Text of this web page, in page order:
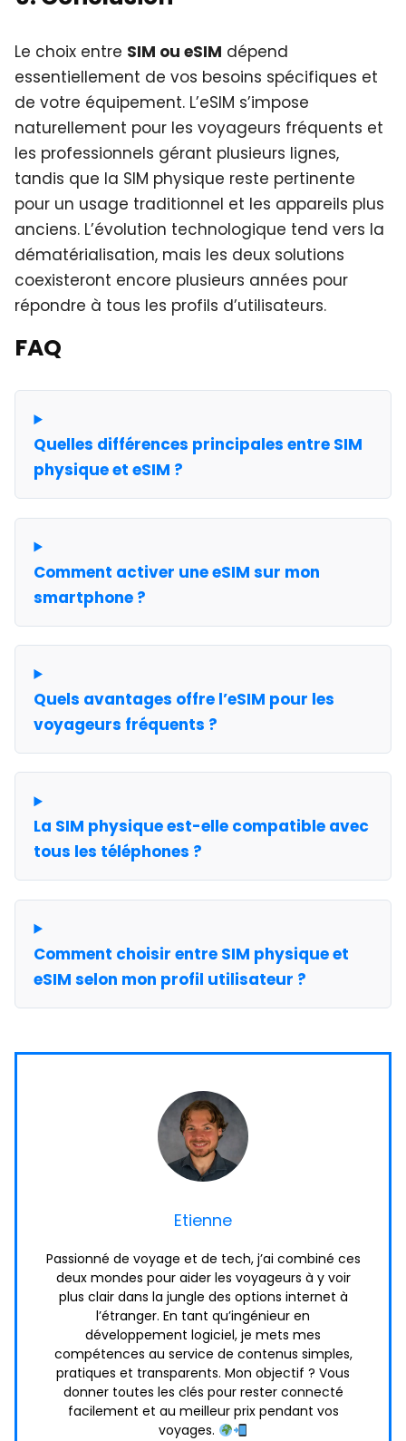
Le choix entre SIM ou eSIM dépend
essentiellement de vos besoins spécifiques et
de votre équipement. L’eSIM s’impose
naturellement pour les voyageurs fréquents et
les professionnels gérant plusieurs lignes,
tandis que la SIM physique reste pertinente
pour un usage traditionnel et les appareils plus
anciens. L’évolution technologique tend vers la
dématérialisation, mais les deux solutions
coexisteront encore plusieurs années pour
répondre à tous les profils d’utilisateurs.
FAQ
Quelles différences principales entre SIM
physique et eSIM ?
Comment activer une eSIM sur mon
smartphone ?
Quels avantages offre l’eSIM pour les
voyageurs fréquents ?
La SIM physique est-elle compatible avec
tous les téléphones ?
Comment choisir entre SIM physique et
eSIM selon mon profil utilisateur ?
Etienne
Passionné de voyage et de tech, j’ai combiné ces
deux mondes pour aider les voyageurs à y voir
plus clair dans la jungle des options internet à
l’étranger. En tant qu’ingénieur en
développement logiciel, je mets mes
compétences au service de contenus simples,
pratiques et transparents. Mon objectif ? Vous
donner toutes les clés pour rester connecté
facilement et au meilleur prix pendant vos
voyages.